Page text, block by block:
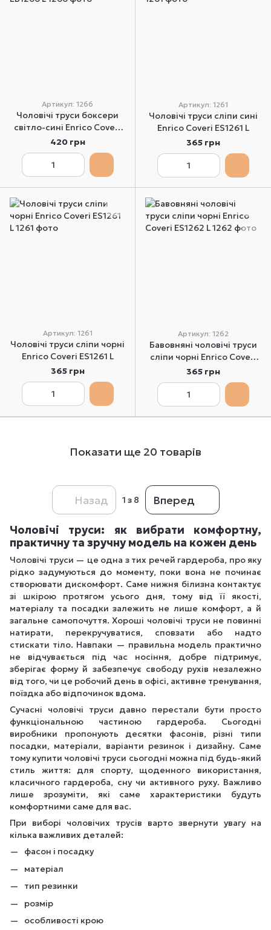
Артикул: 1266
Чоловічі труси боксери
світло-сині Enrico Coveri
EВ1266 L
420 грн
Артикул: 1261
Чоловічі труси сліпи сині
Enrico Coveri ES1261 L
365 грн
Артикул: 1261
Чоловічі труси сліпи чорні
Enrico Coveri ES1261 L
365 грн
Артикул: 1262
Бавовняні чоловічі труси
сліпи чорні Enrico Coveri
ES1262 L
365 грн
Показати ще 20 товарів
Назад 1 з 8 Вперед
Чоловічі труси: як вибрати комфортну,
практичну та зручну модель на кожен день
Чоловічі труси — це одна з тих речей гардероба, про яку
рідко задумуються до моменту, поки вона не починає
створювати дискомфорт. Саме нижня білизна контактує
зі шкірою протягом усього дня, тому від її якості,
матеріалу та посадки залежить не лише комфорт, а й
загальне самопочуття. Хороші чоловічі труси не повинні
натирати, перекручуватися, сповзати або надто
стискати тіло. Навпаки — правильна модель практично
не відчувається під час носіння, добре підтримує,
зберігає форму й забезпечує свободу рухів незалежно
від того, чи це робочий день в офісі, активне тренування,
поїздка або відпочинок вдома.
Сучасні чоловічі труси давно перестали бути просто
функціональною частиною гардероба. Сьогодні
виробники пропонують десятки фасонів, різні типи
посадки, матеріали, варіанти резинок і дизайну. Саме
тому купити чоловічі труси сьогодні можна під будь-який
стиль життя: для спорту, щоденного використання,
класичного гардероба, сну чи активного руху. Важливо
лише зрозуміти, які саме характеристики будуть
комфортними саме для вас.
При виборі чоловічих трусів варто звернути увагу на
кілька важливих деталей:
фасон і посадку
матеріал
тип резинки
розмір
особливості крою